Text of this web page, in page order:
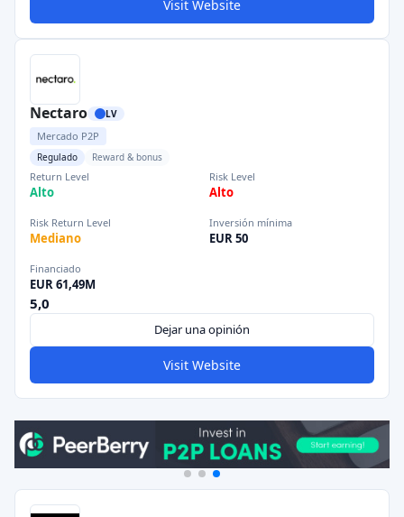
Visit Website
Nectaro LV
Mercado P2P
Regulado Reward & bonus
Return Level
Alto
Risk Level
Alto
Risk Return Level
Mediano
Inversión mínima
EUR 50
Financiado
EUR 61,49M
5,0
Dejar una opinión
Visit Website